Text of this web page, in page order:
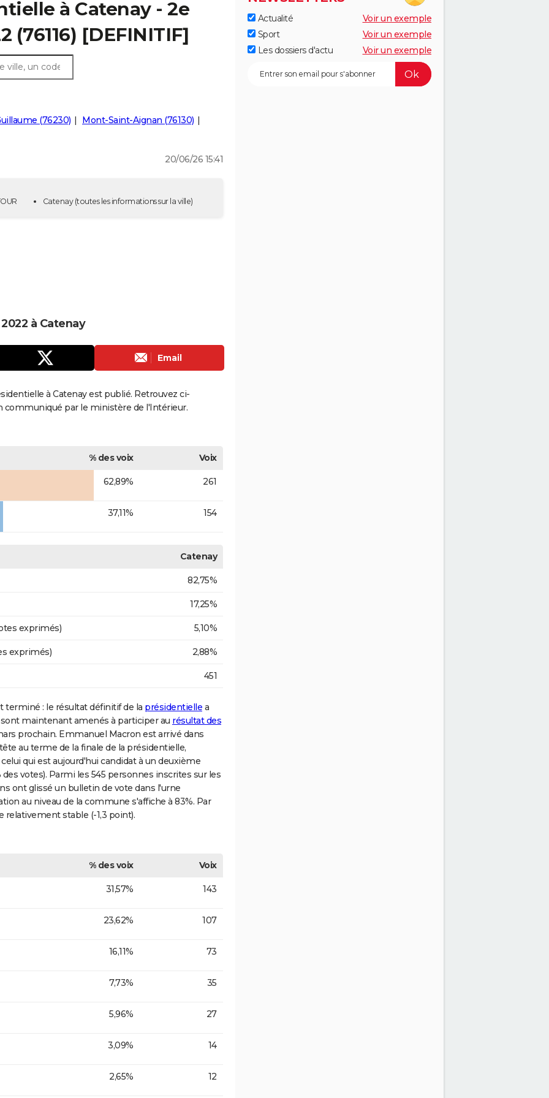
à Catenay - 2e
[DEFINITIF]
(76230) Mont-Saint-Aignan (76130)
20/06/26 15:41
Catenay(toutes les informations sur la ville)
à Catenay
Email
à Catenay est publié. Retrouvez ci-
communiqué par le ministère de l'Intérieur.
% des voix Voix
62,89% 261
37,11% 154
Catenay
82,75%
17,25%
exprimés) 5,10%
exprimés) 2,88%
451
terminé : le résultat définitif de la présidentielle a
maintenant amenés à participer au résultat des
prochain. Emmanuel Macron est arrivé dans
au terme de la finale de la présidentielle,
qui est aujourd'hui candidat à un deuxième
votes). Parmi les 545 personnes inscrites sur les
ont glissé un bulletin de vote dans l'urne
au niveau de la commune s'affiche à 83%. Par
relativement stable (-1,3 point).
% des voix Voix
31,57% 143
23,62% 107
16,11% 73
7,73% 35
5,96% 27
3,09% 14
2,65% 12
Actualité
Voir un exemple
Sport
Voir un exemple
Les dossiers d'actu
Voir un exemple